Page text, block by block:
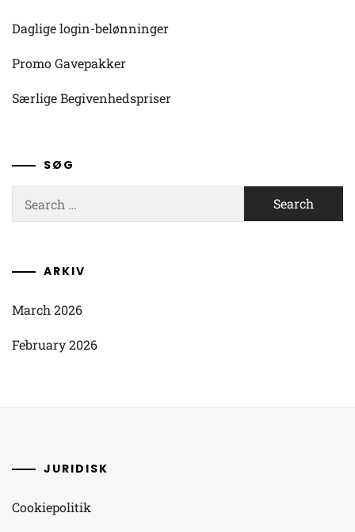
Daglige login-belønninger
Promo Gavepakker
Særlige Begivenhedspriser
SØG
for:
ARKIV
March 2026
February 2026
JURIDISK
Cookiepolitik